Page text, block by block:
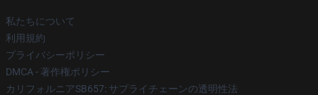
私たちについて
利用規約
プライバシーポリシー
DMCA - 著作権ポリシー
カリフォルニアSB657: サプライチェーンの透明性法